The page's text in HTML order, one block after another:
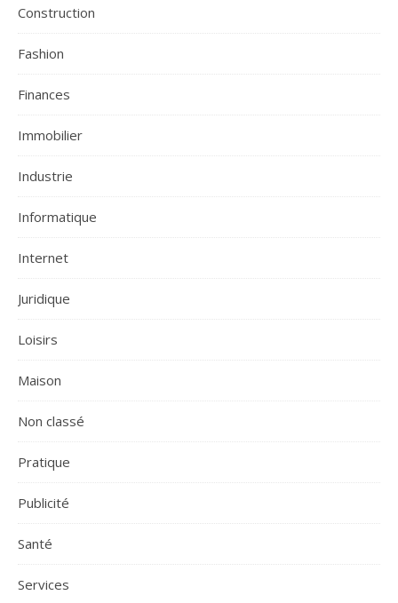
Construction
Fashion
Finances
Immobilier
Industrie
Informatique
Internet
Juridique
Loisirs
Maison
Non classé
Pratique
Publicité
Santé
Services